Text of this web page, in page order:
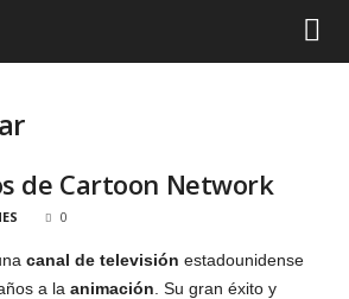
de Cartoon Network
0
canal de televisión estadounidense
a la animación . Su gran éxito y